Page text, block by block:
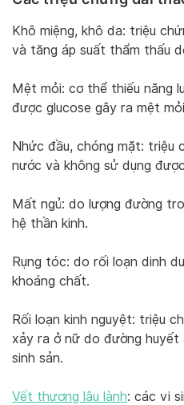
Khô miệng, khô da: triệu
và tăng áp suất thẩm thấu
Mệt mỏi: cơ thể thiếu năng
được glucose gây ra mệt
Nhức đầu, chóng mặt: triệu
nước và không sử dụng
Mất ngủ: do lượng đường
hệ thần kinh.
Rụng tóc: do rối loạn dinh
khoáng chất.
Rối loạn kinh nguyệt: triệu
xảy ra ở nữ do đường huyết
sinh sản.
Vết thương lâu lành: các vi